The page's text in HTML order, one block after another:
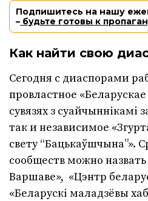
Подпишитесь на нашу
– будьте готовы к
Как найти свою
Сегодня с диаспорами
провластное
сувязях з суайчыннікамі
так и независимое
свету “Бацькаўшчына”».
сообществ можно
Варшаве», «Цэнтр
«Беларускі маладзёвы